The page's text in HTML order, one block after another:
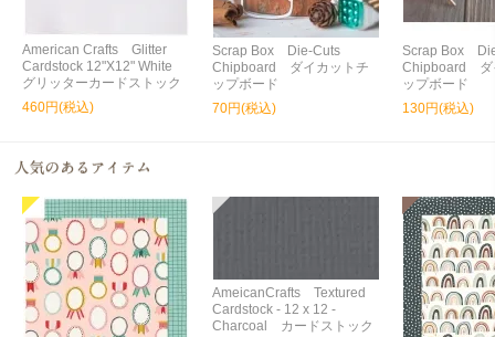
American Crafts Glitter
Cardstock 12"X12" White
グリッターカードストック
460円(税込)
Scrap Box Die-Cuts
Chipboard ダイカットチ
ップボード
70円(税込)
Scrap Box
Chipboard ダ
ップボード
130円(税込)
AmeicanCrafts Textured
Cardstock - 12 x 12 -
Charcoal カードストック